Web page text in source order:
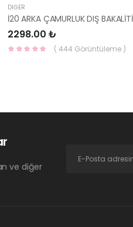
DIĞER
2298.00 ₺
( 444 Görüntüleme )
ve diğer